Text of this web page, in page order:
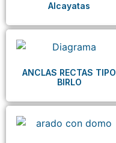
Alcayatas
ANCLAS RECTAS TIPO
BIRLO